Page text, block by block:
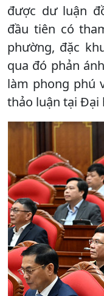
được dư luận
đầu tiên có
phường, đặc
qua đó phản
làm phong phú
thảo luận tại Đại